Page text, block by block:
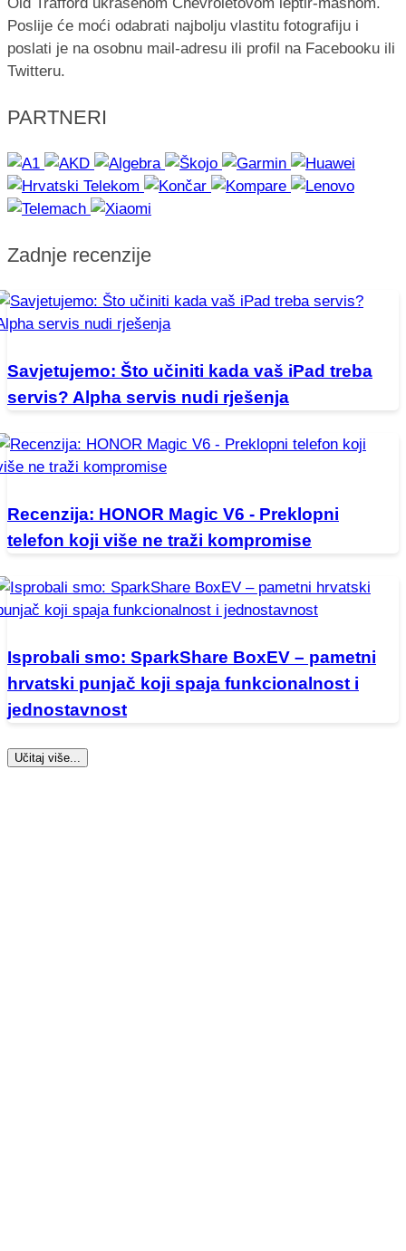
Poslije će moći odabrati najbolju vlastitu fotografiju i
poslati je na osobnu mail-adresu ili profil na Facebooku ili
Twitteru.
PARTNERI
Zadnje recenzije
Savjetujemo: Što učiniti kada vaš iPad treba
servis? Alpha servis nudi rješenja
Recenzija: HONOR Magic V6 - Preklopni
telefon koji više ne traži kompromise
Isprobali smo: SparkShare BoxEV – pametni
hrvatski punjač koji spaja funkcionalnost i
jednostavnost
Učitaj više...